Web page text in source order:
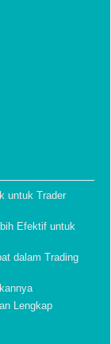
untuk Trader
Efektif untuk
dalam Trading
Lengkap